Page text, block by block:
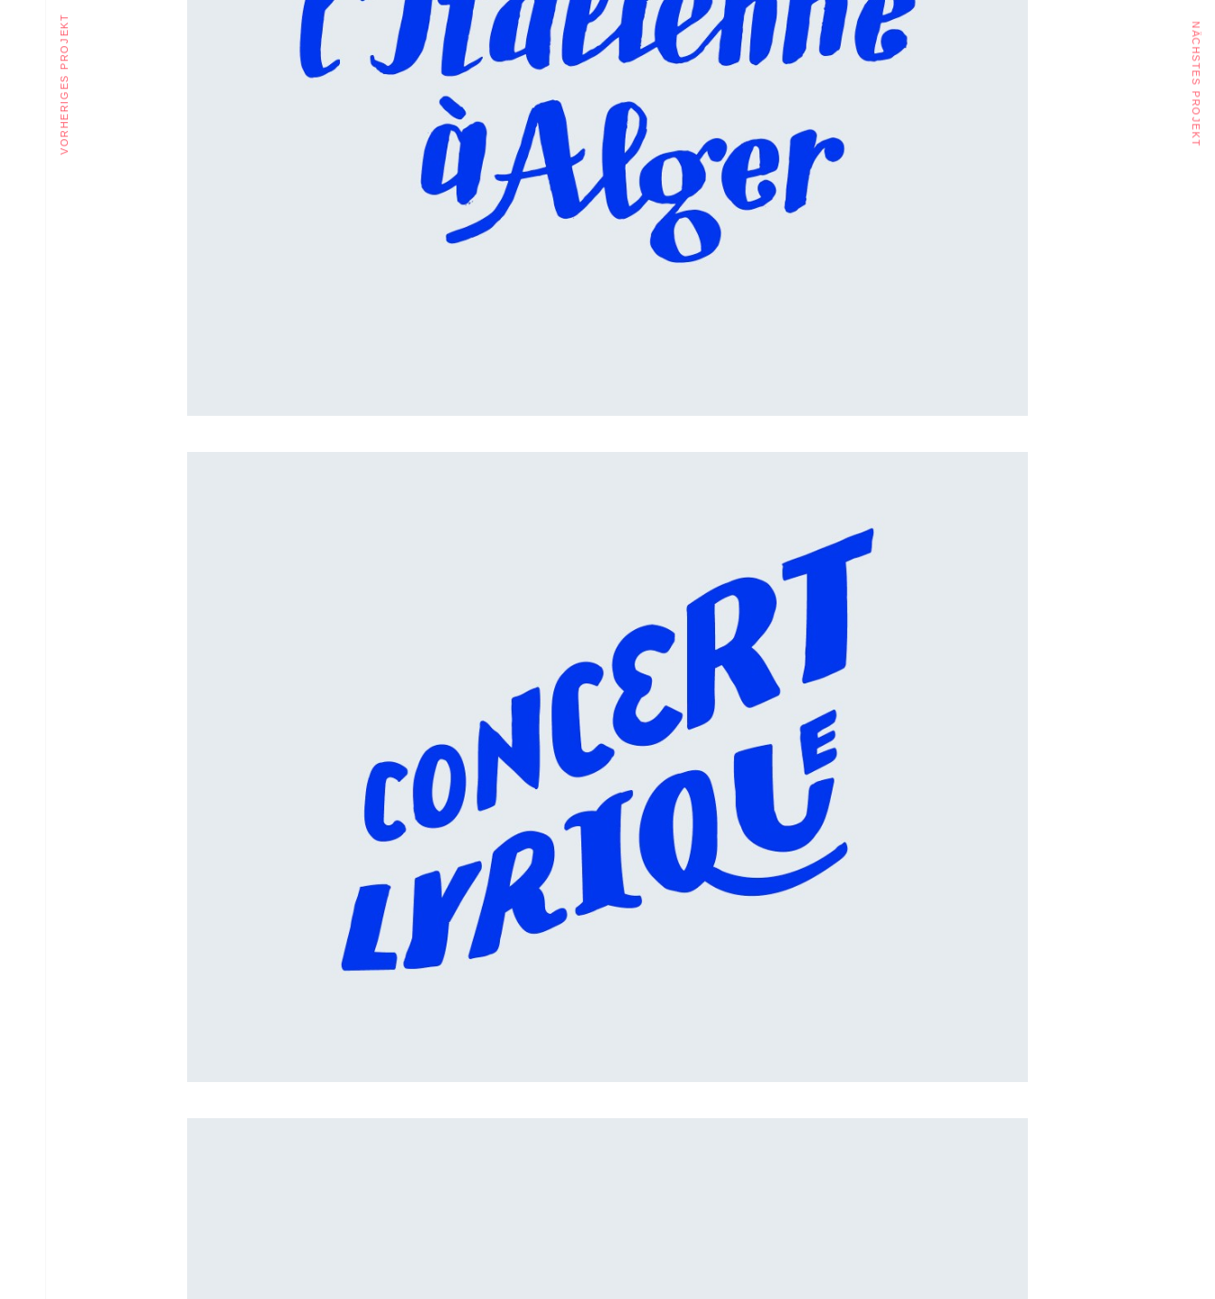
vorheriges projekt nächstes projekt